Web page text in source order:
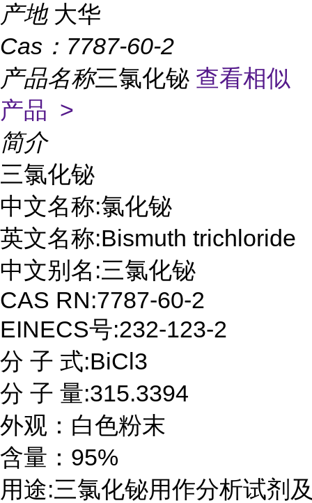
产地 大华
Cas： 7787-60-2
产品名称三氯化铋 查看相似
产品 >
简介
三氯化铋
中文名称:氯化铋
英文名称:Bismuth trichloride
中文别名:三氯化铋
CAS RN:7787-60-2
EINECS号:232-123-2
分 子 式:BiCl3
分 子 量:315.3394
外观：白色粉末
含量：95%
用途:三氯化铋用作分析试剂